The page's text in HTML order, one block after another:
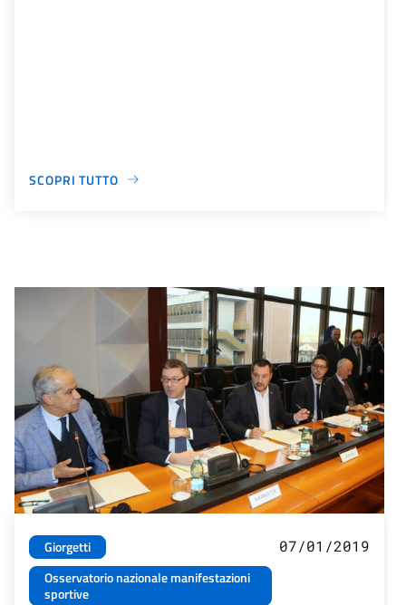
SCOPRI TUTTO
Giorgetti
Osservatorio nazionale manifestazioni
sportive
07/01/2019